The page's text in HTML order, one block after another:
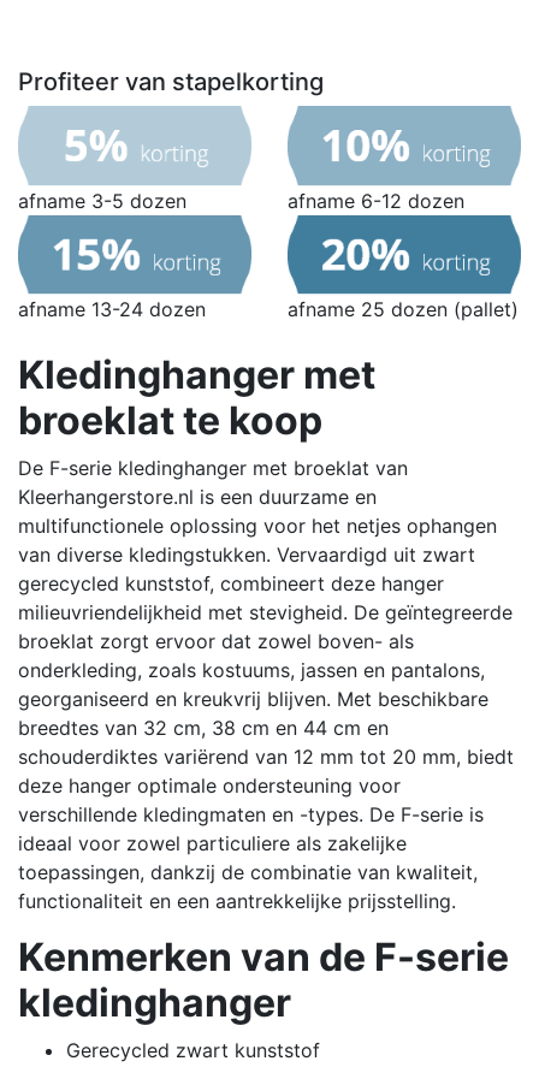
Profiteer van stapelkorting
afname 3-5 dozen afname 6-12 dozen
afname 13-24 dozen afname 25 dozen (pallet)
Kledinghanger met
broeklat te koop
De F-serie kledinghanger met broeklat van
Kleerhangerstore.nl is een duurzame en
multifunctionele oplossing voor het netjes ophangen
van diverse kledingstukken. Vervaardigd uit zwart
gerecycled kunststof, combineert deze hanger
milieuvriendelijkheid met stevigheid. De geïntegreerde
broeklat zorgt ervoor dat zowel boven- als
onderkleding, zoals kostuums, jassen en pantalons,
georganiseerd en kreukvrij blijven. Met beschikbare
breedtes van 32 cm, 38 cm en 44 cm en
schouderdiktes variërend van 12 mm tot 20 mm, biedt
deze hanger optimale ondersteuning voor
verschillende kledingmaten en -types. De F-serie is
ideaal voor zowel particuliere als zakelijke
toepassingen, dankzij de combinatie van kwaliteit,
functionaliteit en een aantrekkelijke prijsstelling.
Kenmerken van de F-serie
kledinghanger
Gerecycled zwart kunststof